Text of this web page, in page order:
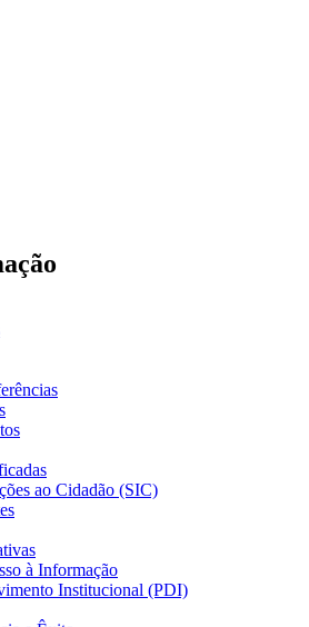
ao Cidadão (SIC)
à Informação
Institucional (PDI)